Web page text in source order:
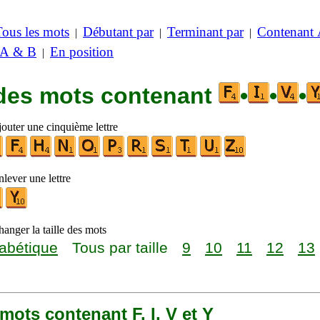
les mots | Débutant par| Terminant par| Contenant
& B | En position
mots contenant • • •
une cinquième lettre
une lettre
la taille des mots
Tous par taille 9 10 11 12 13
contenant F, I, V et Y